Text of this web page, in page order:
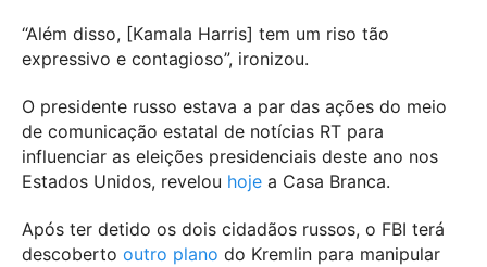
“Além disso, [Kamala Harris] tem um riso tão
expressivo e contagioso”, ironizou.
O presidente russo estava a par das ações do meio
de comunicação estatal de notícias RT para
influenciar as eleições presidenciais deste ano nos
Estados Unidos, revelou hoje a Casa Branca.
Após ter detido os dois cidadãos russos, o FBI terá
descoberto outro plano do Kremlin para manipular